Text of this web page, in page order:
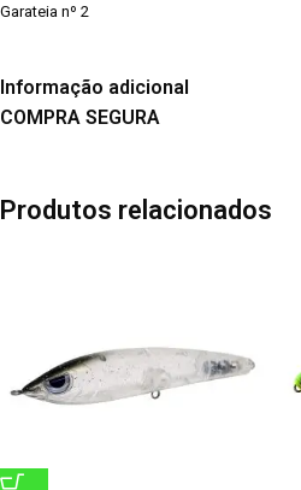
Garateia nº 2
Informação adicional
COMPRA SEGURA
Produtos relacionados